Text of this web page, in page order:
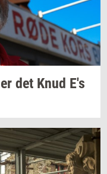
er det Knud E's